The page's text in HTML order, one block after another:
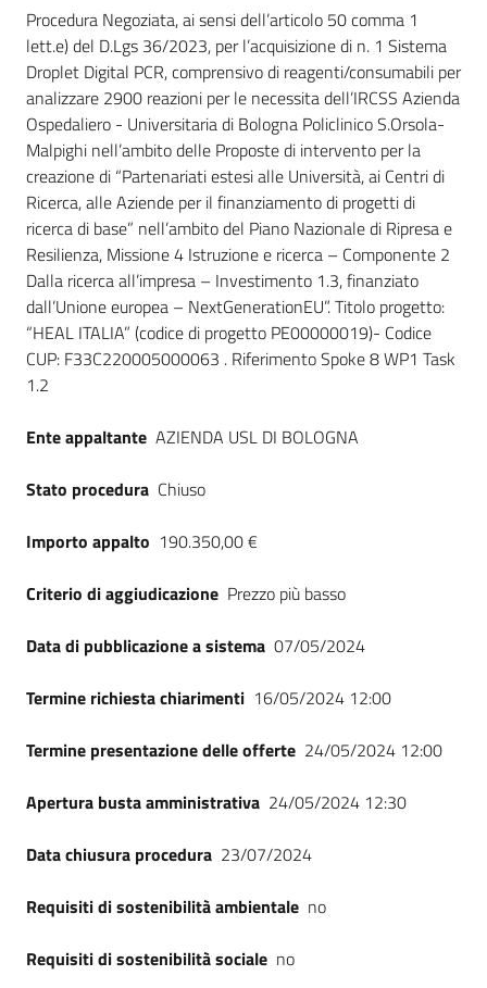
Dati del bando
Procedura Negoziata, ai sensi dell’articolo 50 comma 1
lett.e) del D.Lgs 36/2023, per l’acquisizione di n. 1 Sistema
Droplet Digital PCR, comprensivo di reagenti/consumabili per
analizzare 2900 reazioni per le necessita dell’IRCSS Azienda
Ospedaliero - Universitaria di Bologna Policlinico S.Orsola-
Malpighi nell’ambito delle Proposte di intervento per la
creazione di “Partenariati estesi alle Università, ai Centri di
Ricerca, alle Aziende per il finanziamento di progetti di
ricerca di base” nell’ambito del Piano Nazionale di Ripresa e
Resilienza, Missione 4 Istruzione e ricerca – Componente 2
Dalla ricerca all’impresa – Investimento 1.3, finanziato
dall’Unione europea – NextGenerationEU”. Titolo progetto:
“HEAL ITALIA” (codice di progetto PE00000019)- Codice
CUP: F33C220005000063 . Riferimento Spoke 8 WP1 Task
1.2
Ente appaltante AZIENDA USL DI BOLOGNA
Stato procedura Chiuso
Importo appalto 190.350,00 €
Criterio di aggiudicazione Prezzo più basso
Data di pubblicazione a sistema 07/05/2024
Termine richiesta chiarimenti 16/05/2024 12:00
Termine presentazione delle offerte 24/05/2024 12:00
Apertura busta amministrativa 24/05/2024 12:30
Data chiusura procedura 23/07/2024
Requisiti di sostenibilità ambientale no
Requisiti di sostenibilità sociale no